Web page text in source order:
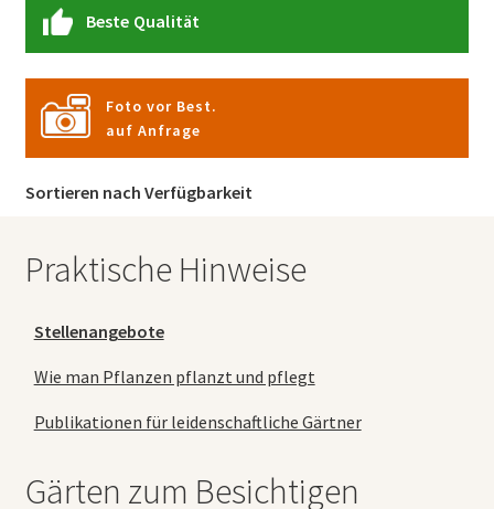
Beste Qualität
Foto vor Best.
auf Anfrage
Sortieren nach Verfügbarkeit
Praktische Hinweise
Stellenangebote
Wie man Pflanzen pflanzt und pflegt
Publikationen für leidenschaftliche Gärtner
Gärten zum Besichtigen